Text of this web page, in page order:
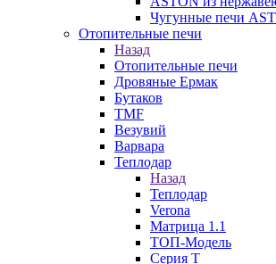
Чугунные печи
Отопительные печи
Назад
Отопительные печи
Дровяные Ермак
Бутаков
TMF
Везувий
Варвара
Теплодар
Назад
Теплодар
Verona
Матрица 1.1
ТОП-Модель
Серия Т